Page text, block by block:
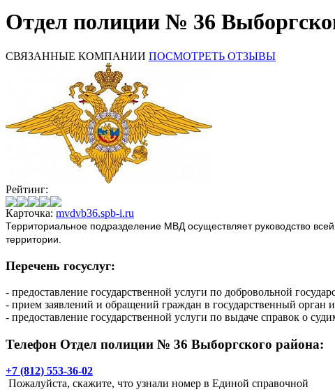
Отдел полиции № 36
СВЯЗАННЫЕ КОМПАНИИ ПОСМОТРЕТЬ ОТЗЫВЫ
Рейтинг:
Карточка: mvdvb36.spb-i.ru
Территориальное подразделение МВД осуществляет руководство
территории.
Перечень госуслуг:
- предоставление государственной услуги по добровольной
- прием заявлений и обращений граждан в государственный
- предоставление государственной услуги по выдаче справок о
Телефон Отдел полиции № 36 Выборгского района:
+7 (812) 553-36-02
Пожалуйста, скажите, что узнали номер в Единой справочной